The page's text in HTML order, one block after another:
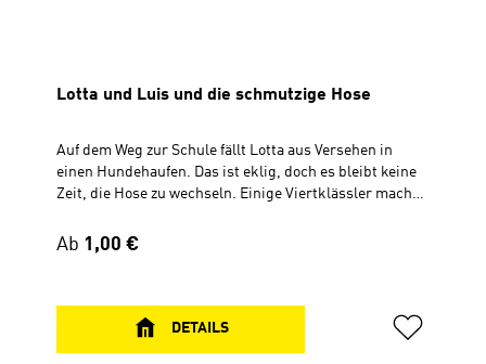
Lotta und Luis und die schmutzige Hose
Auf dem Weg zur Schule fällt Lotta aus Versehen in
einen Hundehaufen. Das ist eklig, doch es bleibt keine
Zeit, die Hose zu wechseln. Einige Viertklässler machen
anderen Kinder? Die lachen mit. Lotta erzählt davon
nichts. Bestimmt wird sonst alles noch schlimmer. Als
es, mit Kindern über das Thema Mobbing ins Gespräch
Regulärer Preis:
Ab 1,00 €
DETAILS